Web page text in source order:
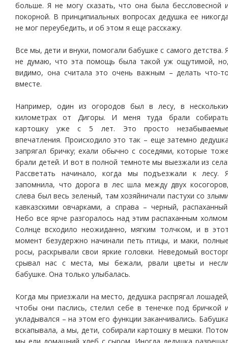
больше. Я не могу сказать, что она была бессловесной
покорной. В принципиальных вопросах дедушка ее
не мог переубедить, и об этом я еще расскажу.
Все мы, дети и внуки, помогали бабушке с самого детства.
не думаю, что эта помощь была такой уж ощутимой,
видимо, она считала это очень важным – делать что-
вместе.
Например, один из огородов был в лесу, в
километрах от Дигоры. И меня туда брали
картошку уже с 5 лет. Это просто
впечатления. Происходило это так – еще затемно
запрягал бричку; ехали обычно с соседями, которые
брали детей. И вот в полной темноте мы выезжали из
Рассветать начинало, когда мы подъезжали к лесу.
запомнила, что дорога в лес шла между двух
слева был весь зеленый, там хозяйничали пастухи со
кавказскими овчарками, а справа – черный,
Небо все ярче разгоралось над этим распаханным
Солнце всходило неожиданно, мягким толчком, и в
момент безудержно начинали петь птицы, и маки,
росы, раскрывали свои яркие головки. Неведомый
срывал нас с места, мы бежали, рвали цветы и
бабушке. Она только улыбалась.
Когда мы приезжали на место, дедушка распрягал
чтобы они паслись, стелил себе в тенечке под бричкой
укладывался – на этом его функции заканчивались.
вскапывала, а мы, дети, собирали картошку в мешки.